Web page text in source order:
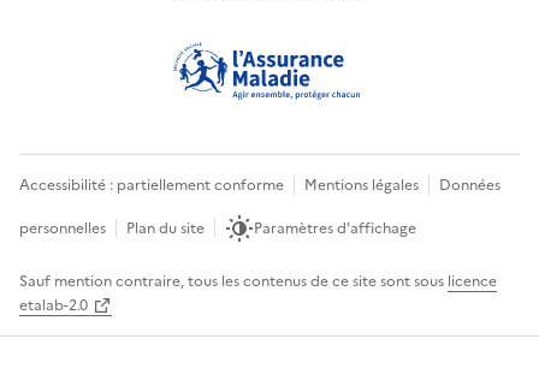
Accessibilité : partiellement conforme Mentions légales
Données
personnelles
Plan du site Paramètres d'affichage
Sauf mention contraire, tous les contenus de ce site sont sous licence
etalab-2.0